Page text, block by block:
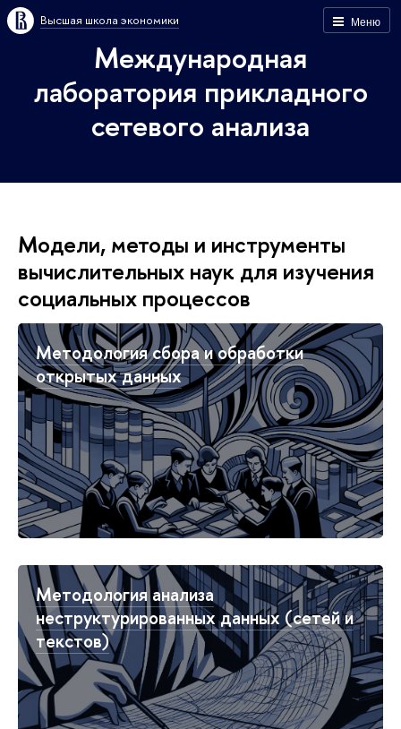
Меню
Высшая школа экономики
Международная
лаборатория прикладного
сетевого анализа
Модели, методы и инструменты
вычислительных наук для изучения
социальных процессов
Методология сбора и обработки
открытых данных
Методология анализа
неструктурированных данных (сетей и
текстов)